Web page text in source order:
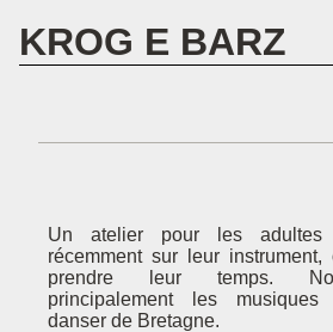
KROG E BARZ
Un atelier pour les
récemment sur leur
prendre leur temps.
principalement les musiques
danser de Bretagne.